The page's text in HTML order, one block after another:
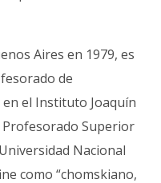
Aires en 1979, es
de
el Instituto Joaquín
Profesorado Superior
Nacional
como “chomskiano,